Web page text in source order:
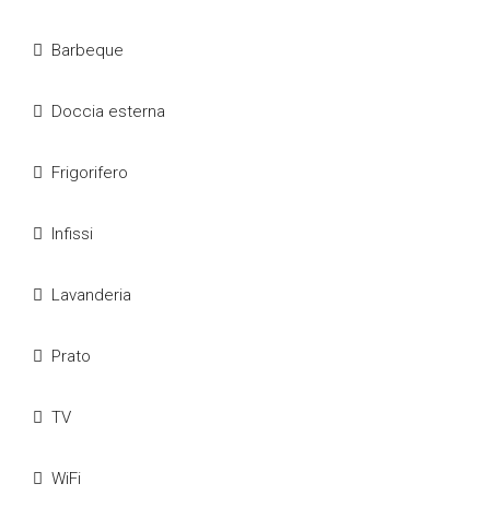
Barbeque
Doccia esterna
Frigorifero
Infissi
Lavanderia
Prato
TV
WiFi